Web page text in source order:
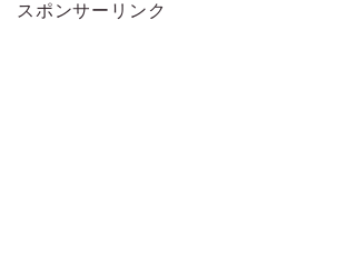
スポンサーリンク